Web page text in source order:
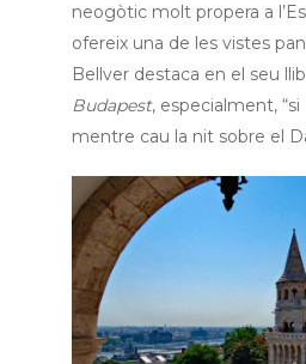
neogòtic molt propera a
ofereix una de les vistes
Bellver destaca en el seu
Budapest, especialment, “si
mentre cau la nit sobre el